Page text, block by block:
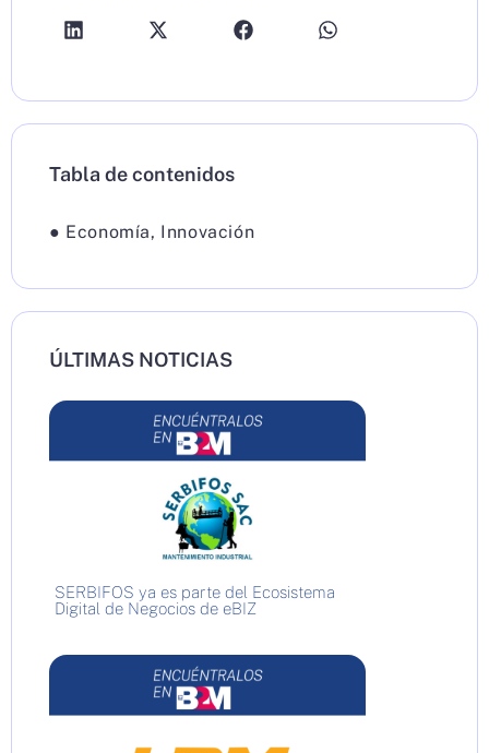
Tabla de contenidos
● Economía, Innovación
ÚLTIMAS NOTICIAS
SERBIFOS ya es parte del Ecosistema
Digital de Negocios de eBIZ